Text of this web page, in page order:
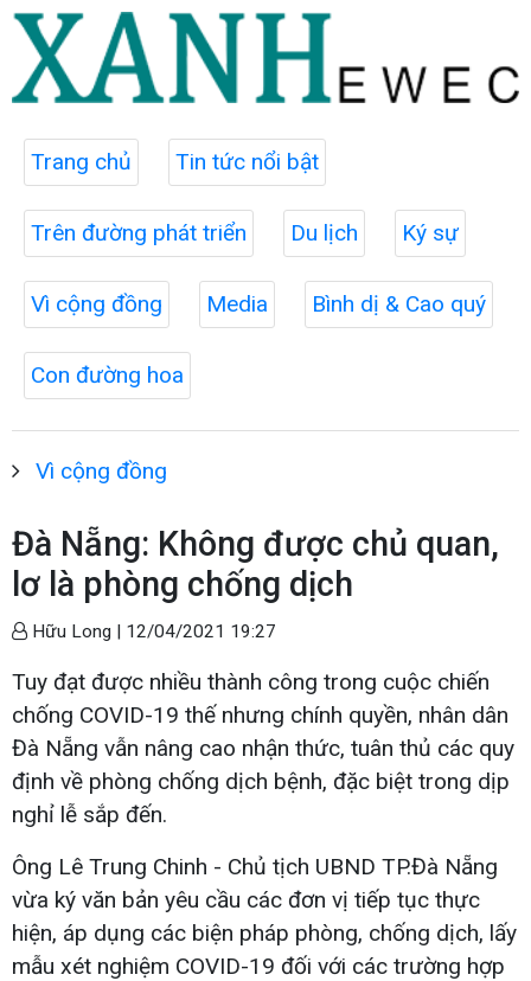
Trang chủ Tin tức nổi bật
Trên đường phát triển Du lịch Ký sự
Vì cộng đồng Media Bình dị & Cao quý
Con đường hoa
Vì cộng đồng
Đà Nẵng: Không được chủ quan,
lơ là phòng chống dịch
Hữu Long | 12/04/2021 19:27
Tuy đạt được nhiều thành công trong cuộc chiến
chống COVID-19 thế nhưng chính quyền, nhân dân
Đà Nẵng vẫn nâng cao nhận thức, tuân thủ các quy
định về phòng chống dịch bệnh, đặc biệt trong dịp
nghỉ lễ sắp đến.
Ông Lê Trung Chinh - Chủ tịch UBND TP.Đà Nẵng
vừa ký văn bản yêu cầu các đơn vị tiếp tục thực
hiện, áp dụng các biện pháp phòng, chống dịch, lấy
mẫu xét nghiệm COVID-19 đối với các trường hợp